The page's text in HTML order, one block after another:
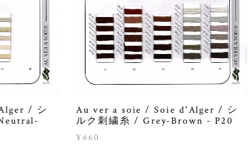
/ シ
Au ver a soie / Soie d'Alger / シ
ルク刺繍糸 / Grey-Brown - P20
¥660